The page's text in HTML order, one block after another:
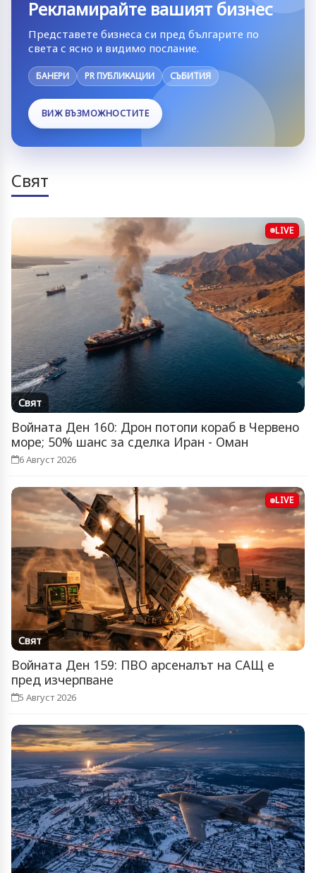
Рекламирайте вашият бизнес
Представете бизнеса си пред българите по
света с ясно и видимо послание.
БАНЕРИ PR ПУБЛИКАЦИИ СЪБИТИЯ
ВИЖ ВЪЗМОЖНОСТИТЕ
Свят
LIVE
Свят
Войната Ден 160: Дрон потопи кораб в Червено
море; 50% шанс за сделка Иран - Оман
6 Август 2026
LIVE
Свят
Войната Ден 159: ПВО арсеналът на САЩ е
пред изчерпване
5 Август 2026